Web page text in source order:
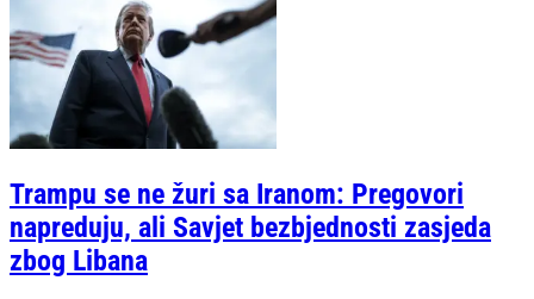
Trampu se ne žuri sa Iranom: Pregovori
napreduju, ali Savjet bezbjednosti zasjeda
zbog Libana